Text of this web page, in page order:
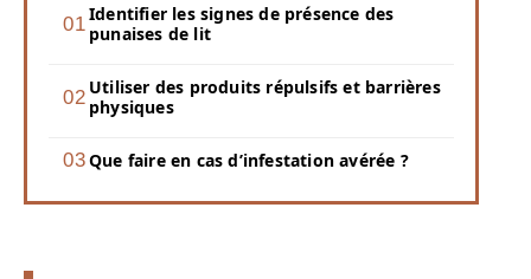
Identifier les signes de présence des
punaises de lit
Utiliser des produits répulsifs et barrières
physiques
Que faire en cas d’infestation avérée ?